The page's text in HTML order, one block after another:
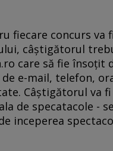
fiecare concurs
câştigătorul
care să fie
e-mail, telefon,
Câştigătorul va
de specatacole -
inceperea